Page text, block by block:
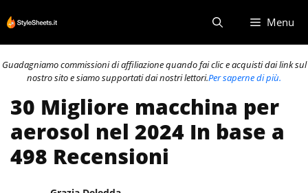
al
contenuto
Menu
Guadagniamo commissioni di affiliazione quando fai clic e acquisti dai link sul
nostro sito e siamo supportati dai nostri lettori.Per saperne di più.
30 Migliore macchina per
aerosol nel 2024 In base a
498 Recensioni